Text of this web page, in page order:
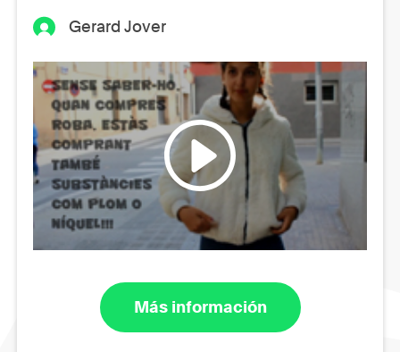
Gerard Jover
Más información